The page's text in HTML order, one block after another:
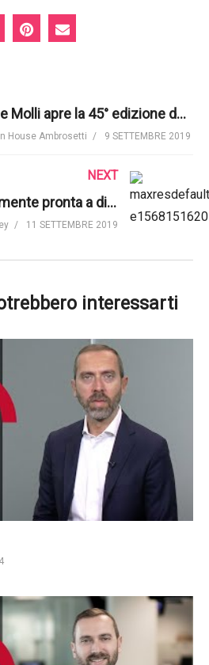
Valerio De Molli apre la 45° edizione del Forum di The European House-Ambrosetti
House Ambrosetti 9 SETTEMBRE 2019
NEXT
Saudi Aramco è finalmente pronta a diventare pubblica | Fortune Magazine
11 SETTEMBRE 2019
interessarti